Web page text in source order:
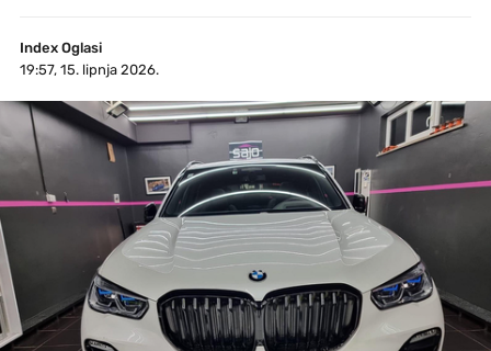
Index Oglasi
19:57, 15. lipnja 2026.